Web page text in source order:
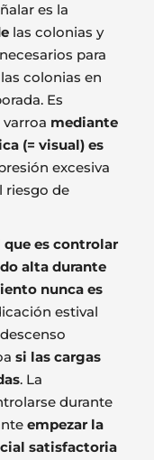
es la
las colonias y
para
colonias en
Es
mediante
(= visual) es
excesiva
riesgo de
es controlar
alta durante
nunca es
estival
si las cargas
. La
durante
empezar la
satisfactoria